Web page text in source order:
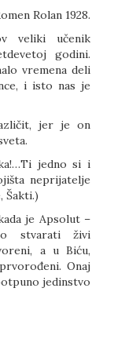
Rolan 1928.
veliki učenik
godini.
vremena deli
i isto nas je
jer je on
jedno si i
neprijatelje
Šakti.)
je Apsolut –
stvarati živi
a u Biću,
Onaj
jedinstvo